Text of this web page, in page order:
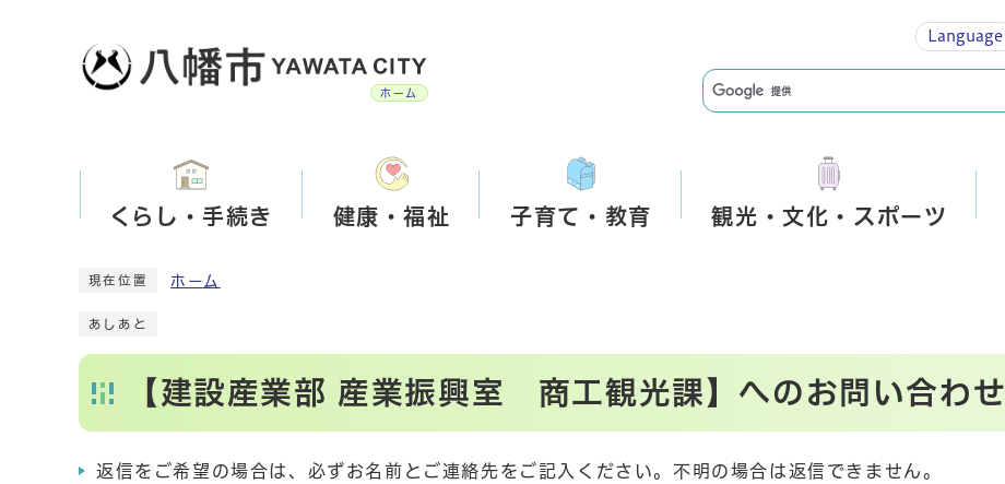
ホーム
Language
くらし・手続き 健康・福祉 子育て・教育 観光・文化・スポーツ
現在位置 ホーム
あしあと
【建設産業部 産業振興室 商工観光課】へのお問い合わせ
返信をご希望の場合は、必ずお名前とご連絡先をご記入ください。不明の場合は返信できません。